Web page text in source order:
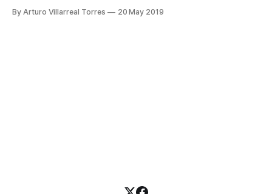
By Arturo Villarreal Torres 20 May 2019